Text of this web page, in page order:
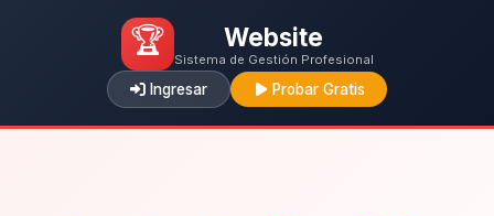
🏆 Website
Sistema de Gestión Profesional
Ingresar Probar Gratis